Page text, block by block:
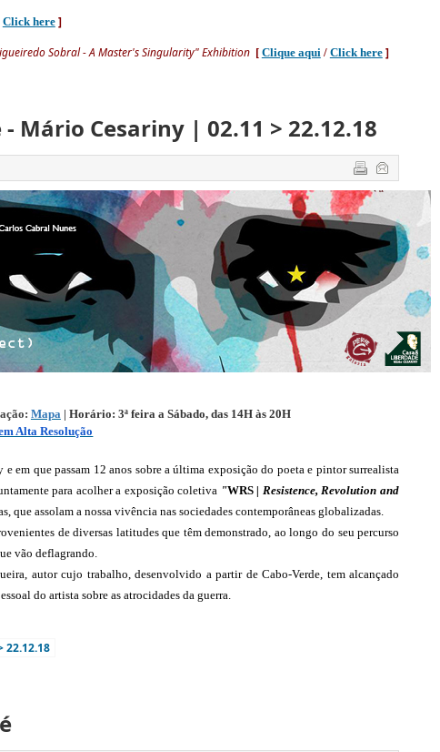
Click here ]
Sobral - A Master's Singularity"Exhibition [ Clique aqui/ Click here ]
Mário Cesariny | 02.11 > 22.12.18
Mapa | Horário: 3ª feira a Sábado, das 14H às 20H
Alta Resolução
em que passam 12 anos sobre a última exposição do poeta e pintor surrealista
para acolher a exposição coletiva "WRS | Resistence, Revolution and
que assolam a nossa vivência nas sociedades contemporâneas globalizadas.
de diversas latitudes que têm demonstrado, ao longo do seu percurso
vão deflagrando.
autor cujo trabalho, desenvolvido a partir de Cabo-Verde, tem alcançado
do artista sobre as atrocidades da guerra.
22.12.18